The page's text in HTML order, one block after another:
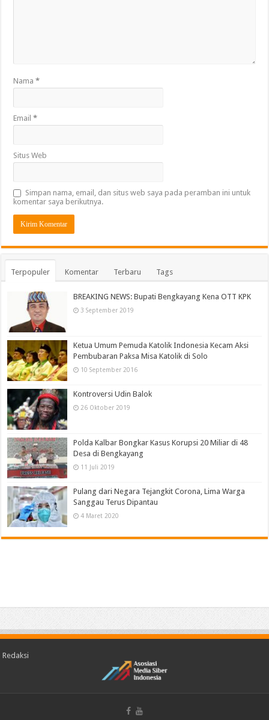
Nama*
Email*
Situs Web
Simpan nama, email, dan situs web saya pada peramban ini untuk
komentar saya berikutnya.
Terpopuler Komentar Terbaru Tags
BREAKING NEWS: Bupati Bengkayang Kena OTT KPK
3 September 2019
Ketua Umum Pemuda Katolik Indonesia Kecam Aksi
Pembubaran Paksa Misa Katolik di Solo
10 September 2016
Kontroversi Udin Balok
26 Oktober 2019
Polda Kalbar Bongkar Kasus Korupsi 20 Miliar di 48
Desa di Bengkayang
11 Juli 2019
Pulang dari Negara Tejangkit Corona, Lima Warga
Sanggau Terus Dipantau
4 Maret 2020
Redaksi